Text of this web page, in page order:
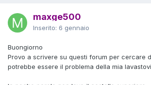
maxge500
Inserito: 6 gennaio
Buongiorno
Provo a scrivere su questi forum per cercare
potrebbe essere il problema della mia